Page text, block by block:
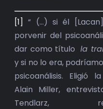
[1] “ (…) si él
porvenir del
dar como títulola
y si no lo era,
psicoanálisis. Eligió
Alain Miller,
Tendlarz,